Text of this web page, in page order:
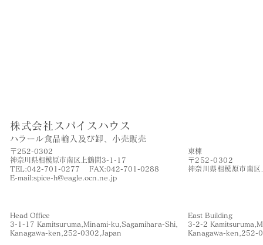
株式会社スパイスハウス
​ハラール食品輸入及び卸、小売販売
〒252-0302
神奈川県相模原市南区上鶴間3-1-17
TEL:042-701-0277 FAX:042-701-0288
​E-mail:spice-h@eagle.ocn.ne.jp
​東棟
〒252-0302
神奈川県相模原市南
Head Office
3-1-17 Kamitsuruma,Minami-ku,Sagamihara-Shi,
​Kanagawa-ken,252-0302,Japan
East Building
3-2-2
​Kanagawa-ken,252-